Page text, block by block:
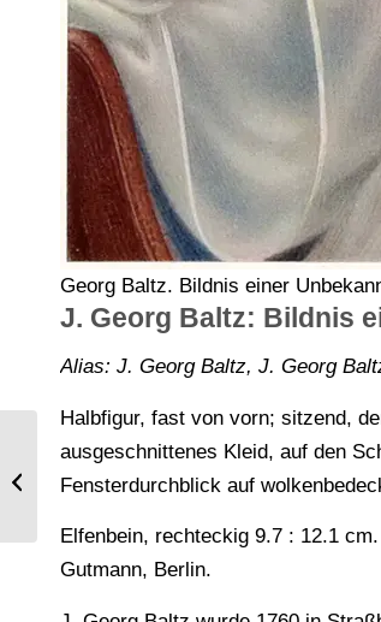
Georg Baltz. Bildnis einer
J. Georg Baltz: Bildnis
Alias: J. Georg Baltz, J. Georg
Halbfigur, fast von vorn; sitzend,
ausgeschnittenes Kleid, auf den
Fensterdurchblick auf
Elfenbein, rechteckig 9.7 : 12.1
Gutmann, Berlin.
Japan. Flasche aus altem Arita-
Porzellan.